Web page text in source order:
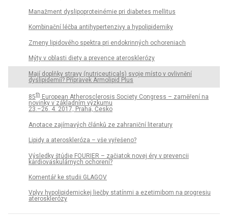
Manažment dyslipoproteinémie pri diabetes mellitus
Kombinační léčba antihypertenzivy a hypolipidemiky
Zmeny lipidového spektra pri endokrinných ochoreniach
Mýty v oblasti diety a prevence aterosklerózy
Mají doplňky stravy (nutriceuticals) svoje místo v ovlivnění
dyslipidemií? Přípravek Armolipid Plus
85th European Atherosclerosis Society Congress – zaměření na
novinky v základním výzkumu
23.–26. 4. 2017, Praha, Česko
Anotace zajímavých článků ze zahraniční literatury
Lipidy a ateroskleróza – vše vyřešeno?
Výsledky štúdie FOURIER – začiatok novej éry v prevencii
kardiovaskulárnych ochorení?
Komentář ke studii GLAGOV
Vplyv hypolipidemickej liečby statínmi a ezetimibom na progresiu
aterosklerózy